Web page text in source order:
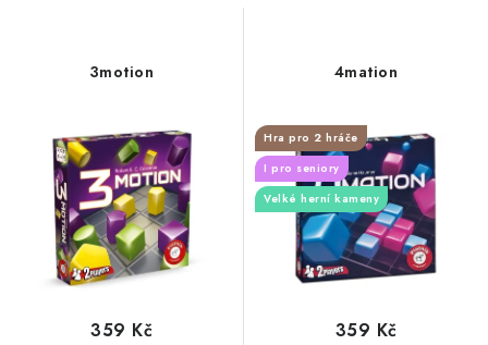
3motion
359 Kč
4mation
Hra pro 2 hráče
I pro seniory
Velké herní kameny
359 Kč